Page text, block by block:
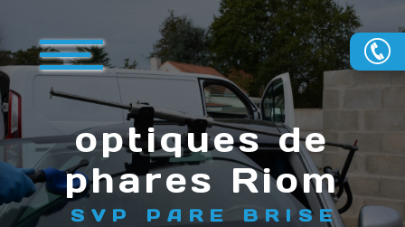
optiques de
phares Riom
SVP PARE BRISE
Panneau de gestion des cookies